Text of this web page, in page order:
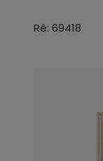
Ré: 69418